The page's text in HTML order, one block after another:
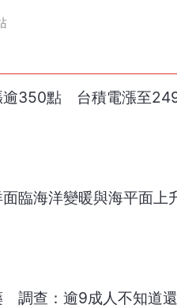
逾350點 台積電漲至
臨海洋變暖與海平面上
調查：逾9成人不知道還